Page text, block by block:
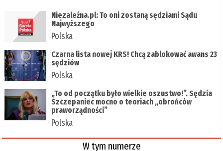
Niezależna.pl: To oni zostaną sędziami Sądu
Najwyższego
Polska
Czarna lista nowej KRS! Chcą zablokować awans 23
sędziów
Polska
„To od początku było wielkie oszustwo!”. Sędzia
Szczepaniec mocno o teoriach „obrońców
praworządności”
Polska
W tym numerze